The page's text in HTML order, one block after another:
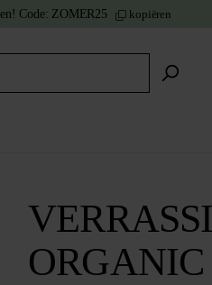
Code: ZOMER25 kopiëren
ORGANIC